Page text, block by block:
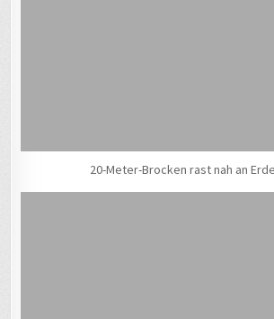
20-Meter-Brocken rast nah an